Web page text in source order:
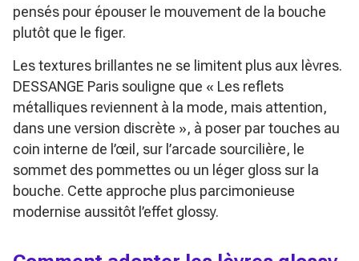
pensés pour épouser le mouvement de la bouche
plutôt que le figer.
Les textures brillantes ne se limitent plus aux lèvres.
DESSANGE Paris souligne que « Les reflets
métalliques reviennent à la mode, mais attention,
dans une version discrète », à poser par touches au
coin interne de l’œil, sur l’arcade sourcilière, le
sommet des pommettes ou un léger gloss sur la
bouche. Cette approche plus parcimonieuse
modernise aussitôt l’effet glossy.